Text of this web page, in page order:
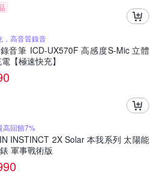
，高音質錄音
音筆 ICD-UX570F 高感度S-Mic 立體
【極速快充】
高回饋7%
INSTINCT 2X Solar 本我系列 太陽能
軍事戰術版